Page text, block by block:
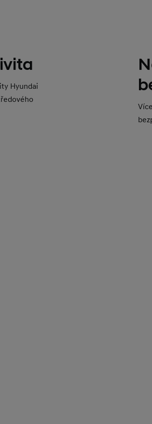
Hyundai